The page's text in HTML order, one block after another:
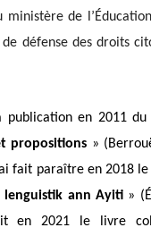
ministère de
défense des droits
publication en 2011
propositions »
fait paraître en 2018
ann Ayiti »
en 2021 le livre